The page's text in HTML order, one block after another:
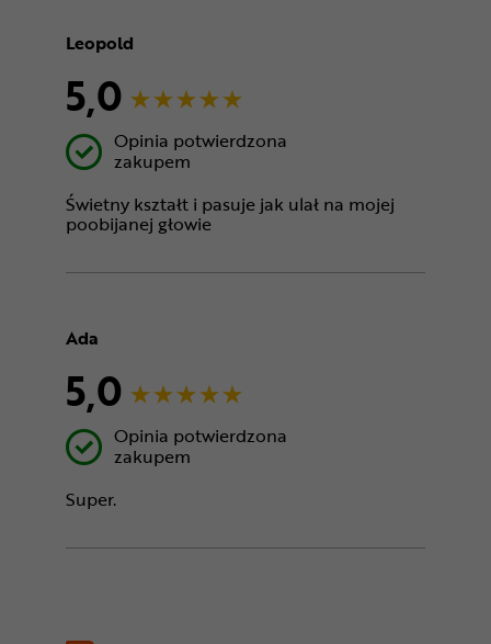
Leopold
5,0
Opinia potwierdzona
zakupem
Świetny kształt i pasuje jak ulał na mojej
poobijanej głowie
Ada
5,0
Opinia potwierdzona
zakupem
Super.